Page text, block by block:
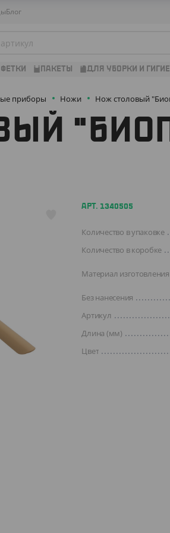
Блог
ПАКЕТЫ ДЛЯ УБОРКИ И
приборы Ножи Нож столовый
АРТ. 1340505
Количество в упаковке
Количество в коробке
Материал изготовления
Без нанесения
Артикул
Длина (мм)
Цвет